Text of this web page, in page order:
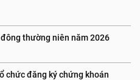
thường niên năm 2026
chức đăng ký chứng khoán